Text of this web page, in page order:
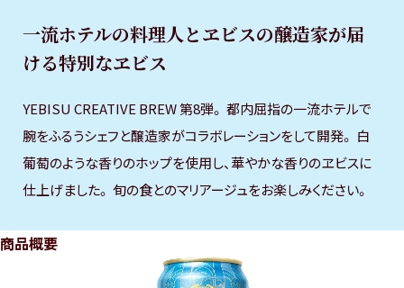
す
本
YEBISU BEER TOWN
一流ホテルの料理人とヱビスの醸造家が届
ける特別なヱビス
YEBISU CREATIVE BREW 第8弾。 都内屈指の一流ホテルで
腕をふるうシェフと醸造家がコラボレーションをして開発。 白
葡萄のような香りのホップを使用し、華やかな香りのヱビスに
仕上げました。 旬の食とのマリアージュをお楽しみください。
商品概要